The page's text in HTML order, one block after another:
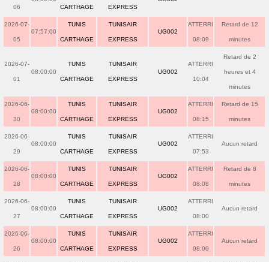
06 CARTHAGE EXPRESS
2026-07-
05
07:57:00
TUNIS
CARTHAGE
TUNISAIR
EXPRESS
UG002
ATTERRI
08:09
Retard de 12
minutes
2026-07-
01
08:00:00
TUNIS
CARTHAGE
TUNISAIR
EXPRESS
UG002
ATTERRI
10:04
Retard de 2
heures et 4
minutes
2026-06-
30
08:00:00
TUNIS
CARTHAGE
TUNISAIR
EXPRESS
UG002
ATTERRI
08:15
Retard de 15
minutes
2026-06-
29
08:00:00
TUNIS
CARTHAGE
TUNISAIR
EXPRESS
UG002
ATTERRI
07:53
Aucun retard
2026-06-
28
08:00:00
TUNIS
CARTHAGE
TUNISAIR
EXPRESS
UG002
ATTERRI
08:08
Retard de 8
minutes
2026-06-
27
08:00:00
TUNIS
CARTHAGE
TUNISAIR
EXPRESS
UG002
ATTERRI
08:00
Aucun retard
2026-06-
26
08:00:00
TUNIS
CARTHAGE
TUNISAIR
EXPRESS
UG002
ATTERRI
08:00
Aucun retard